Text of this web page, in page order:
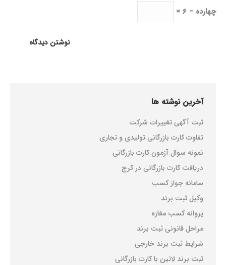
چهارده − 6 =
نوشتن دیدگاه
آخرین نوشته ها
ثبت آگهی تغییرات شرکت
تفاوت کارت بازرگانی تولیدی و تجاری
نمونه سوال آزمون کارت بازرگانی
دریافت کارت بازرگانی در کرج
سامانه جواز کسب
وکیل ثبت برند
پروانه کسب مغازه
مراحل قانونی ثبت برند
شرایط ثبت برند خارجی
ثبت برند لاتین با کارت بازرگانی